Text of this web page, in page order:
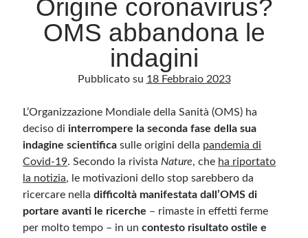
Categorie
Categorie
Questo blog non rappresenta una testata giornalistica, in quanto viene aggiornato
senza alcuna periodicità. Non può pertanto considerarsi un prodotto editoriale ai
sensi della legge n· 62 del 7.03.2001. L’autore non è responsabile di quanto
pubblicato dai lettori nei commenti ai vari post. Saranno comunque cancellati quelli
ritenuti offensivi o lesivi dell’immagine o dell’onorabilità di terzi, di genere spam,
Origine coronavirus?
OMS abbandona le
indagini
Pubblicato su 18 Febbraio 2023
L’Organizzazione Mondiale della Sanità (OMS) ha
deciso diinterrompere la seconda fase della sua
indagine scientifica sulle origini della pandemia di
Covid-19. Secondo la rivista Nature, che ha riportato
la notizia, le motivazioni dello stop sarebbero da
ricercare nelladifficoltà manifestata dall’OMS di
portare avanti le ricerche – rimaste in effetti ferme
per molto tempo – in uncontesto risultato ostile e